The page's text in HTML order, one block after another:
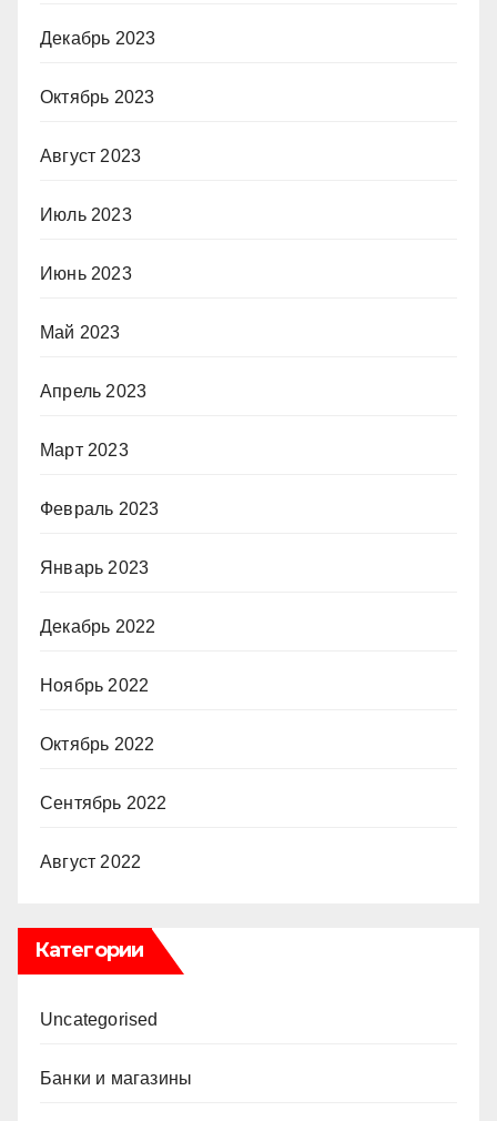
Декабрь 2023
Октябрь 2023
Август 2023
Июль 2023
Июнь 2023
Май 2023
Апрель 2023
Март 2023
Февраль 2023
Январь 2023
Декабрь 2022
Ноябрь 2022
Октябрь 2022
Сентябрь 2022
Август 2022
Категории
Uncategorised
Банки и магазины